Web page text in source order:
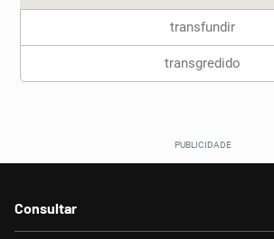
Sinônimos
transfundir
transgredido
Consultar